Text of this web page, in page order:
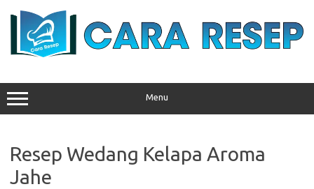
Menu
Resep Wedang Kelapa Aroma
Jahe